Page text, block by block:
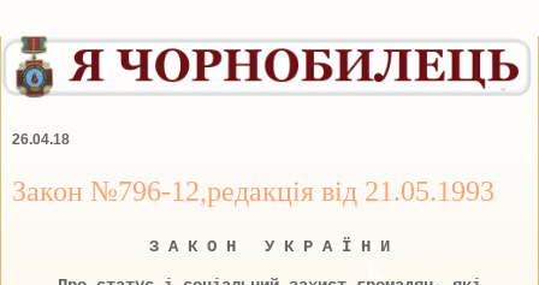
26.04.18
Закон №796-12,редакція від 21.05.1993
З А К О Н У К Р А Ї Н И